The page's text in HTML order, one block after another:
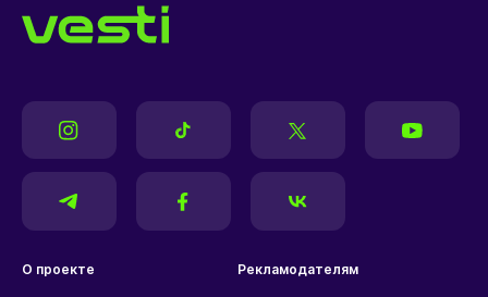
О проекте Рекламодателям